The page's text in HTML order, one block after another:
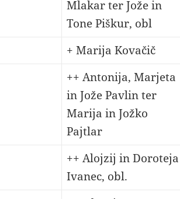
Mlakar ter Jože in
Tone Piškur, obl
+ Marija Kovačič
++ Antonija, Marjeta
in Jože Pavlin ter
Marija in Jožko
Pajtlar
++ Alojzij in Doroteja
Ivanec, obl.